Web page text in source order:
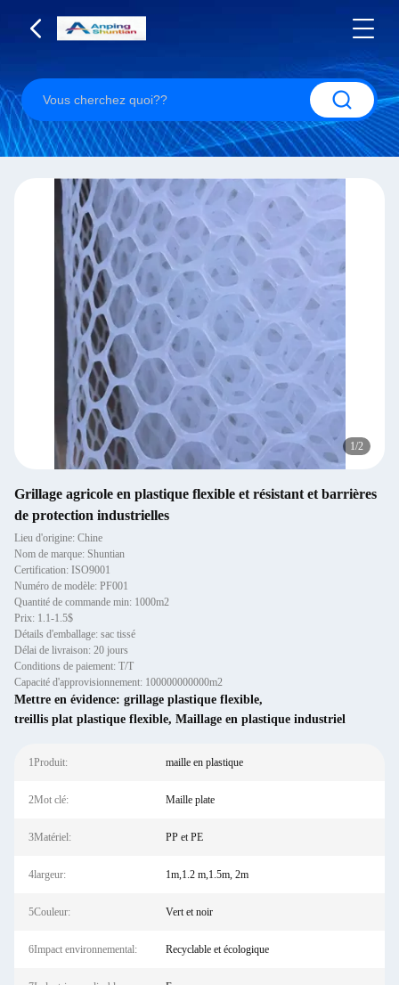
1/2
Grillage agricole en plastique flexible et résistant et barrières
de protection industrielles
Lieu d'origine: Chine
Nom de marque: Shuntian
Certification: ISO9001
Numéro de modèle: PF001
Quantité de commande min: 1000m2
Prix: 1.1-1.5$
Détails d'emballage: sac tissé
Délai de livraison: 20 jours
Conditions de paiement: T/T
Capacité d'approvisionnement: 100000000000m2
Mettre en évidence: grillage plastique flexible,
treillis plat plastique flexible, Maillage en plastique industriel
1Produit: maille en plastique
2Mot clé: Maille plate
3Matériel: PP et PE
4largeur: 1m,1.2 m,1.5m, 2m
5Couleur: Vert et noir
6Impact environnemental: Recyclable et écologique